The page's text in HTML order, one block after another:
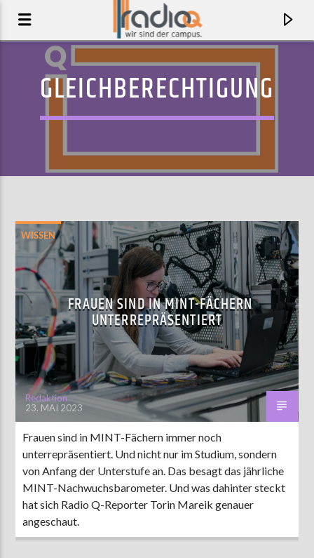
AKTUELLER TRACK
MIRACLE (SCOOBERT DOOBERT REMIX)
CHAI
AKTUELLE SENDUNG
MOEBIUS
00:00
ZU HÖREN INMünster 90,9 MHzSteinfurt103,9 MHz
GLEICHBERECHTIGUNG
WISSEN
FRAUEN SIND IN MINT-FÄCHERN
UNTERREPRÄSENTIERT
Redaktion
23. MAI 2023
Frauen sind in MINT-Fächern immer noch
unterrepräsentiert. Und nicht nur im Studium, sondern
von Anfang der Unterstufe an. Das besagt das jährliche
MINT-Nachwuchsbarometer. Und was dahinter steckt
hat sich Radio Q-Reporter Torin Mareik genauer
angeschaut.